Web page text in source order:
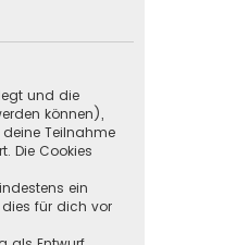
und die
können),
Teilnahme
Die Cookies
ein
dies für dich vor